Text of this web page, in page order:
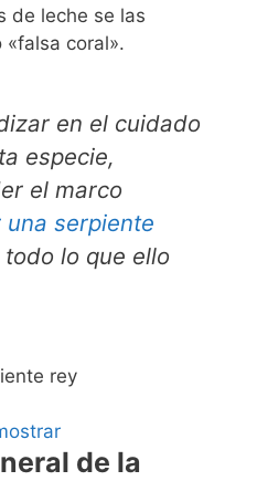
de leche se las
coral».
en el cuidado
especie,
el marco
una serpiente
todo lo que ello
de la